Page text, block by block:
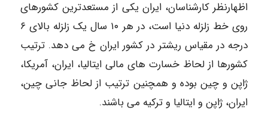
اظهارنظر کارشناسان، ایران یکی از مستعدترین کشورهای
روی خط زلزله دنیا است، در هر ۱۰ سال یک زلزله بالای ۶
درجه در مقیاس ریشتر در کشور ایران خ می دهد. ترتیب
کشورها از لحاظ خسارت های مالی ایتالیا، ایران، آمریکا،
ژاپن و چین بوده و همچنین ترتیب از لحاظ جانی چین،
ایران، ژاپن و ایتالیا و ترکیه می باشند.